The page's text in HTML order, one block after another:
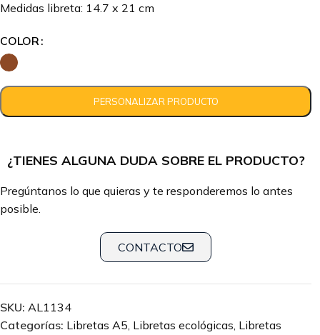
Medidas libreta: 14.7 x 21 cm
COLOR
¿TIENES ALGUNA DUDA SOBRE EL PRODUCTO?
Pregúntanos lo que quieras y te responderemos lo antes
posible.
CONTACTO
SKU: AL1134
Categorías: Libretas A5, Libretas ecológicas, Libretas